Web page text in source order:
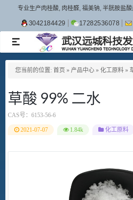
专业生产肉桂酸, 肉桂醛, 福美钠, 半胱胺盐
3042184429 17282536078
TOGGLE
NAVIGATION
您当前的位置: 首页 » 产品中心 » 化工原料 »
草酸 99% 二水
CAS号： 6153-56-6
2021-07-07 1.84k 化工原料